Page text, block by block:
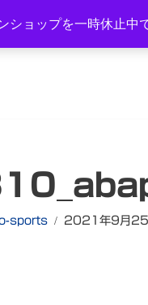
ショップを一時休止中
1081-2 TEL：0577-
sports 2021年9月25